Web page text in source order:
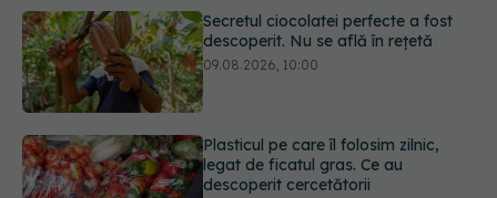
Secretul ciocolatei perfecte a fost
descoperit. Nu se află în rețetă
09.08.2026, 10:00
Plasticul pe care îl folosim zilnic,
legat de ficatul gras. Ce au
descoperit cercetătorii